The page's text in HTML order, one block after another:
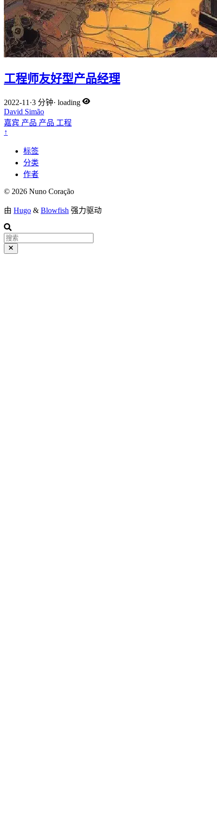
工程师友好型产品经理
2022-11 ·3 分钟· loading
David Simão
嘉宾 产品 产品 工程
↑
标签
分类
作者
© 2026 Nuno Coração
由 Hugo & Blowfish 强力驱动